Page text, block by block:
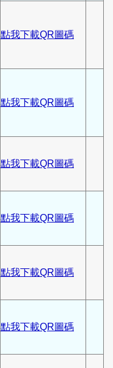
點我下載QR圖碼
點我下載QR圖碼
點我下載QR圖碼
點我下載QR圖碼
點我下載QR圖碼
點我下載QR圖碼